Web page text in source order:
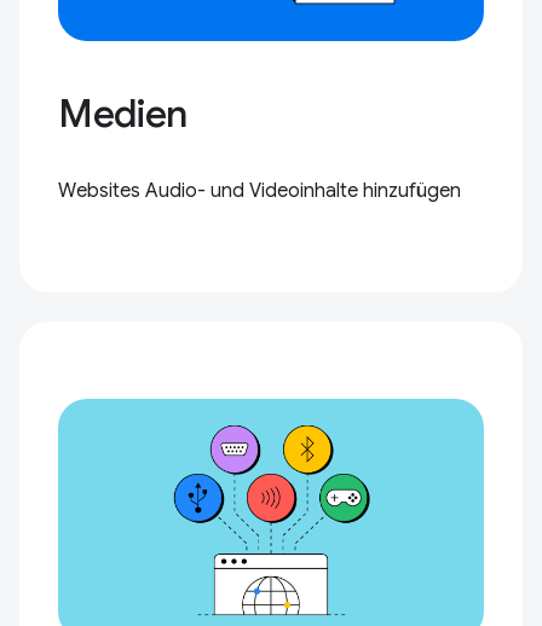
Medien
Websites Audio- und Videoinhalte hinzufügen